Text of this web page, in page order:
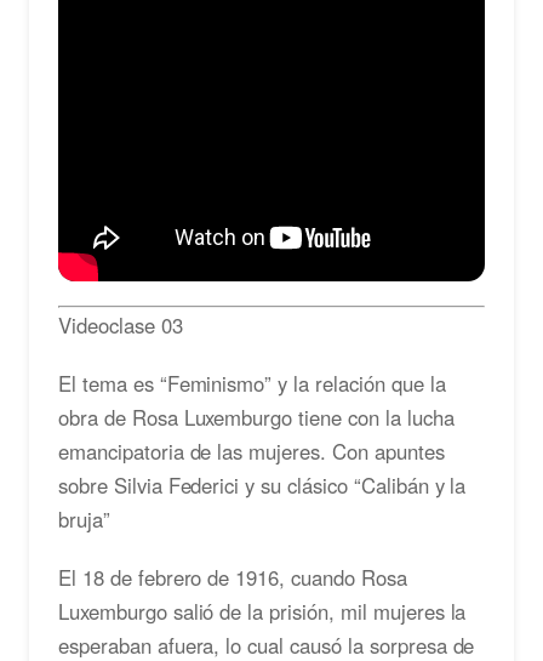
Videoclase 03
El tema es “Feminismo” y la relación que la
obra de Rosa Luxemburgo tiene con la lucha
emancipatoria de las mujeres. Con apuntes
sobre Silvia Federici y su clásico “Calibán y la
bruja”
El 18 de febrero de 1916, cuando Rosa
Luxemburgo salió de la prisión, mil mujeres la
esperaban afuera, lo cual causó la sorpresa de